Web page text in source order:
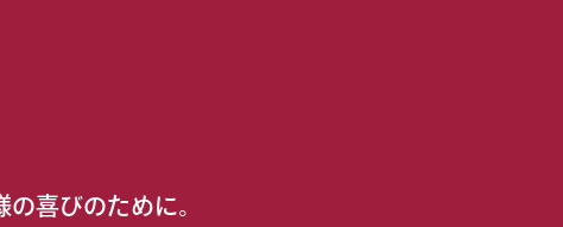
の喜びのために。